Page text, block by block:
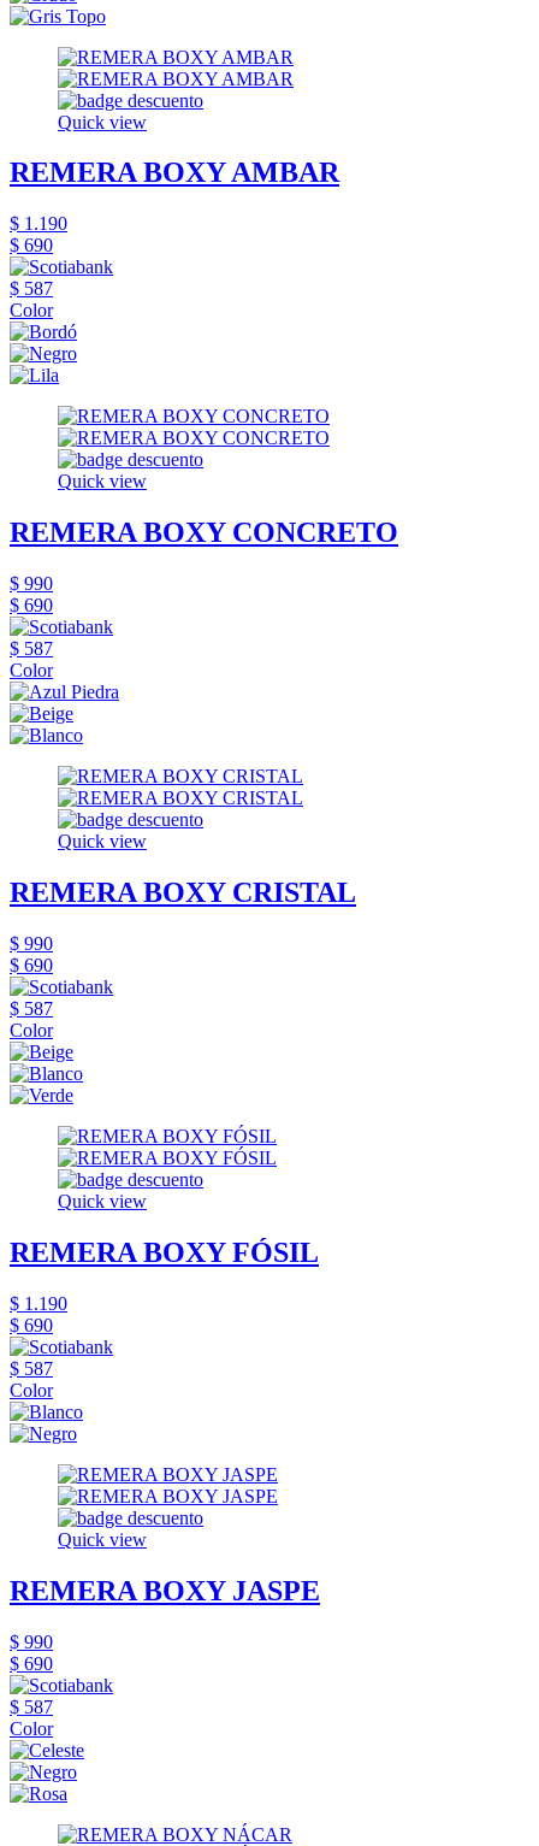
Quick view
REMERA BOXY AMBAR
$ 1.190
$ 690
$ 587
Color
Quick view
REMERA BOXY CONCRETO
$ 990
$ 690
$ 587
Color
Quick view
REMERA BOXY CRISTAL
$ 990
$ 690
$ 587
Color
Quick view
REMERA BOXY FÓSIL
$ 1.190
$ 690
$ 587
Color
Quick view
REMERA BOXY JASPE
$ 990
$ 690
$ 587
Color